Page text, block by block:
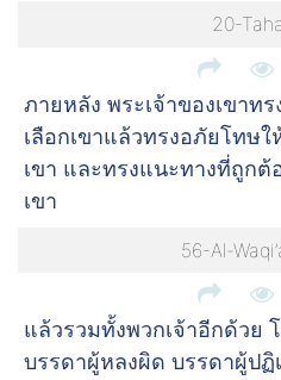
20-
ภายหลัง พระเจ้าของเขาทร
เลือกเขาแล้วทรงอภัยโทษใ
เขา และทรงแนะทางที่ถูกต้
เขา
56-Al-
แล้วรวมทั้งพวกเจ้าอีกด้วย
บรรดาผู้หลงผิด บรรดาผู้ปฏิ